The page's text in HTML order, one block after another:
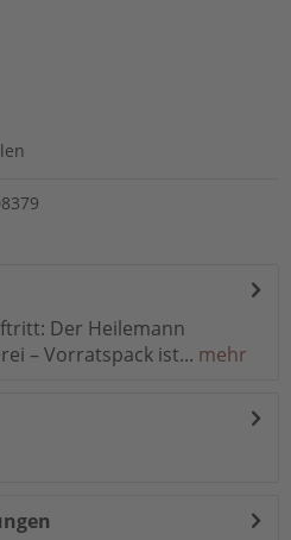
Der Heilemann
– Vorratspack ist... mehr